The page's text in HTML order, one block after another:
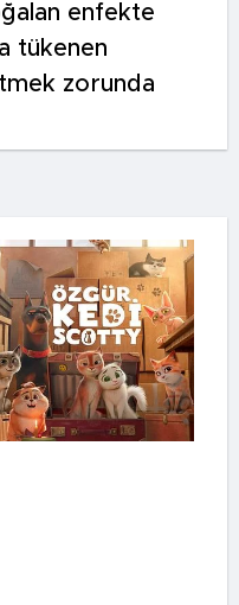
enfekte
tükenen
zorunda